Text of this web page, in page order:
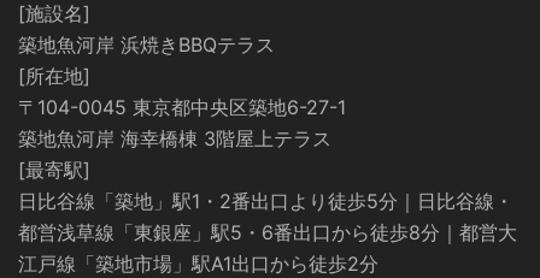
[施設名]
築地魚河岸 浜焼きBBQテラス
[所在地]
〒104-0045 東京都中央区築地6-27-1
築地魚河岸 海幸橋棟 3階屋上テラス
[最寄駅]
日比谷線「築地」駅1・2番出口より徒歩5分｜日比谷線・
都営浅草線「東銀座」駅5・6番出口から徒歩8分｜都営大
江戸線「築地市場」駅A1出口から徒歩2分